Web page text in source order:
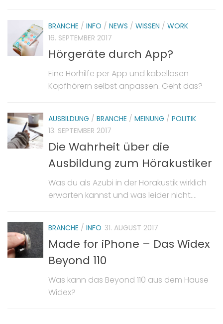
BRANCHE / INFO / NEWS / WISSEN / WORK
16. SEPTEMBER 2017
Hörgeräte durch App?
Eine Hörhilfe per App und kabellosen
Kopfhörern selbst anpassen. Geht das?
AUSBILDUNG / BRANCHE / MEINUNG / POLITIK
13. SEPTEMBER 2017
Die Wahrheit über die
Ausbildung zum Hörakustiker
Was du als Azubi in der Hörakustik wirklich
erwarten kannst und was leider nicht….
BRANCHE / INFO 31. AUGUST 2017
Made for iPhone – Das Widex
Beyond 110
Was kann das Beyond 110 aus dem Hause
Widex?